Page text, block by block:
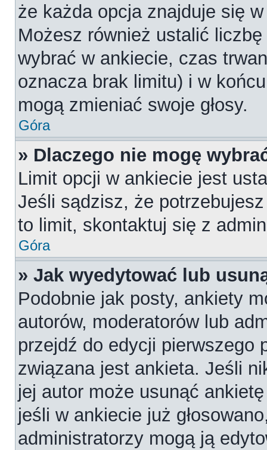
że każda opcja znajduje się
Możesz również ustalić
wybrać w ankiecie, czas
oznacza brak limitu) i w
mogą zmieniać swoje głosy.
Góra
» Dlaczego nie mogę
Limit opcji w ankiecie jest
Jeśli sądzisz, że
to limit, skontaktuj się z
Góra
» Jak wyedytować lub
Podobnie jak posty, ankiety
autorów, moderatorów lub
przejdź do edycji pierwszego
związana jest ankieta. Jeśli
jej autor może usunąć
jeśli w ankiecie już
administratorzy mogą ją